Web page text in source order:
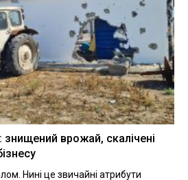
врожай, скалічені
Нині це звичайні атрибути